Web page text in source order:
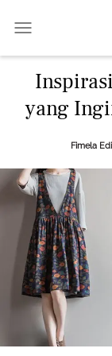
yang
Fimela